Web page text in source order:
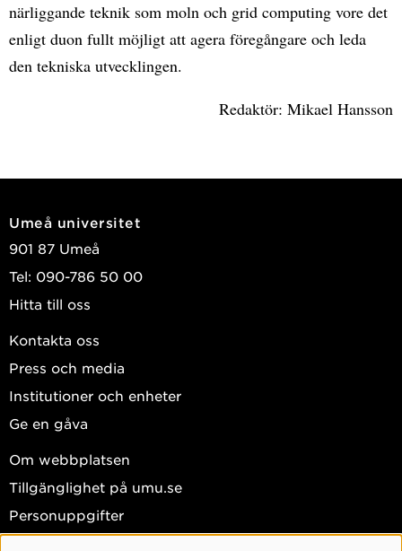
närliggande teknik som moln och grid computing vore det
enligt duon fullt möjligt att agera föregångare och leda
den tekniska utvecklingen.
Redaktör: Mikael Hansson
Umeå universitet
901 87 Umeå
Tel: 090-786 50 00
Hitta till oss
Kontakta oss
Press och media
Institutioner och enheter
Ge en gåva
Om webbplatsen
Tillgänglighet på umu.se
Personuppgifter